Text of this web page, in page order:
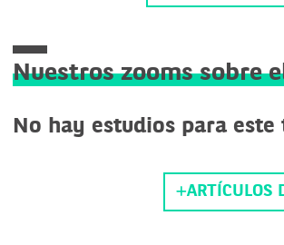
Nuestros zooms sobre
No hay estudios para este
ARTÍCULOS